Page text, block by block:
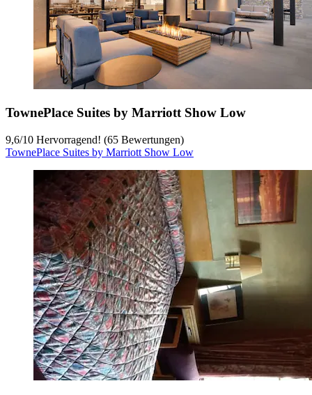
TownePlace Suites by Marriott Show Low
9,6/10 Hervorragend! (65 Bewertungen)
TownePlace Suites by Marriott Show Low